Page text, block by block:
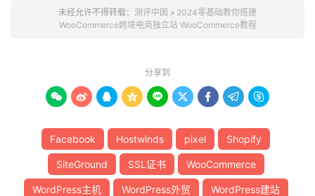
未经允许不得转载： 测评中国 » 2024零基础教你搭建
WooCommerce跨境电商独立站 WooCommerce教程
分享到
        
Facebook Hostwinds pixel Shopify
SiteGround SSL证书 WooCommerce
WordPress主机 WordPress外贸 WordPress建站